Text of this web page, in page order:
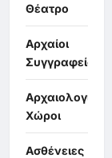
Θέατρο
Αρχαίοι
Συγγραφείς
Αρχαιολογικοί
Χώροι
Ασθένειες